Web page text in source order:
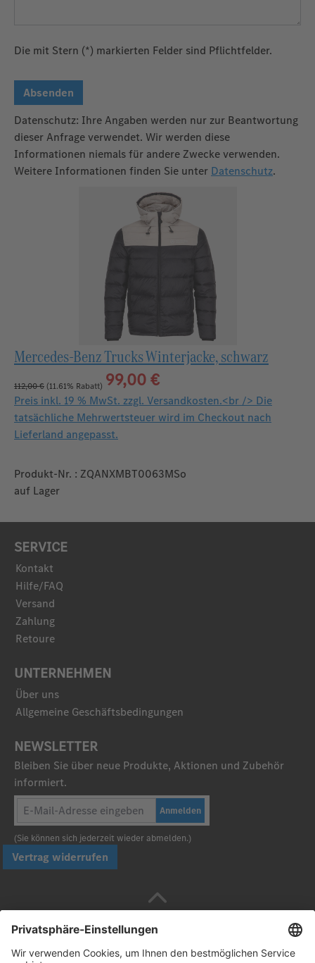
Die mit Stern (*) markierten Felder sind Pflichtfelder.
Absenden
Datenschutz: Ihre Angaben werden nur zur Beantwortung
dieser Anfrage verwendet. Wir werden diese
Informationen niemals für andere Zwecke verwenden.
Weitere Informationen finden Sie unter Datenschutz.
Mercedes-Benz Trucks Winterjacke, schwarz
112,00 €(11.61% Rabatt) 99,00 €
Preis inkl. 19 % MwSt. zzgl. Versandkosten.<br /> Die
tatsächliche Mehrwertsteuer wird im Checkout nach
Lieferland angepasst.
Produkt-Nr. : ZQANXMBT0063MSo
auf Lager
SERVICE
Kontakt
Hilfe/FAQ
Versand
Zahlung
Retoure
UNTERNEHMEN
Über uns
Allgemeine Geschäftsbedingungen
NEWSLETTER
Bleiben Sie über neue Produkte, Aktionen und Zubehör
informiert.
Anmelden
(Sie können sich jederzeit wieder abmelden.)
Vertrag widerrufen
Sicher bezahlen mit